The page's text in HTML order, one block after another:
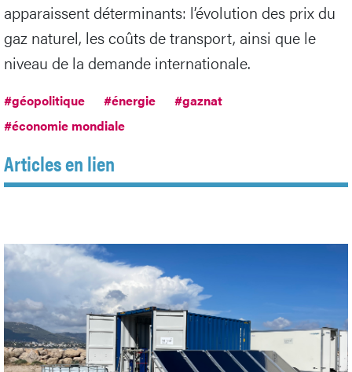
apparaissent déterminants: l’évolution des prix du
gaz naturel, les coûts de transport, ainsi que le
niveau de la demande internationale.
#géopolitique #énergie
#gaznat
#économie mondiale
Articles en lien